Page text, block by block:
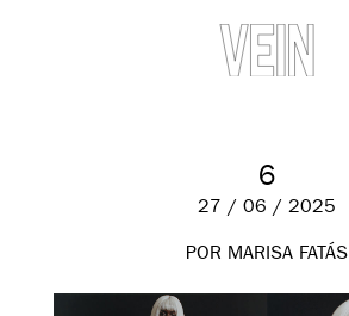
6
27 / 06 / 2025
POR MARISA FATÁS